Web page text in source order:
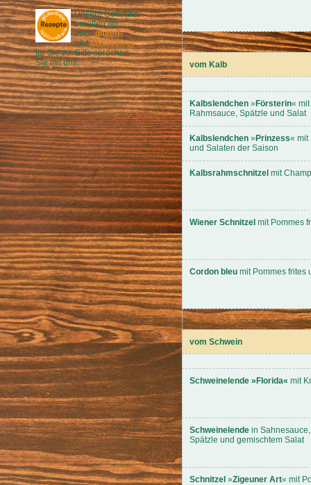
Unsere Gerichte
bereiten wir
auchgluten-
undlaktosefrei
für Sie zu. Bitte sprechen
Sie mit uns.
vom Kalb
Kalbslendchen »Försterin«
Rahmsauce, Spätzle und Salat
Kalbslendchen »Prinzess« mit
und Salaten der Saison
Kalbsrahmschnitzel mit
Wiener Schnitzel mit Pommes
Cordon bleu mit Pommes frites
vom Schwein
Schweinelende »Florida« mit
Schweinelende in
Spätzle und gemischtem Salat
Schnitzel »Zigeuner Art« mit